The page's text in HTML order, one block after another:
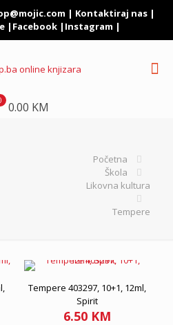
| Kontaktiraj nas |
| Facebook| Instagram |
0.00 KM
Početna
Škola
Likovna kultura
Tempere
Tempere 403297, 10+1, 12ml,
Spirit
6.50 KM